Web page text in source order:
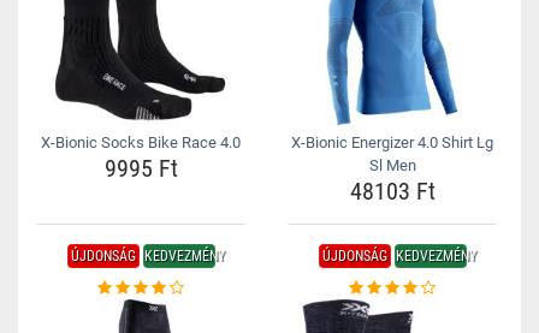
X-Bionic Socks Bike Race 4.0
9995 Ft
X-Bionic Energizer 4.0 Shirt Lg
Sl Men
48103 Ft
ÚJDONSÁG KEDVEZMÉNY ÚJDONSÁG KEDVEZMÉNY